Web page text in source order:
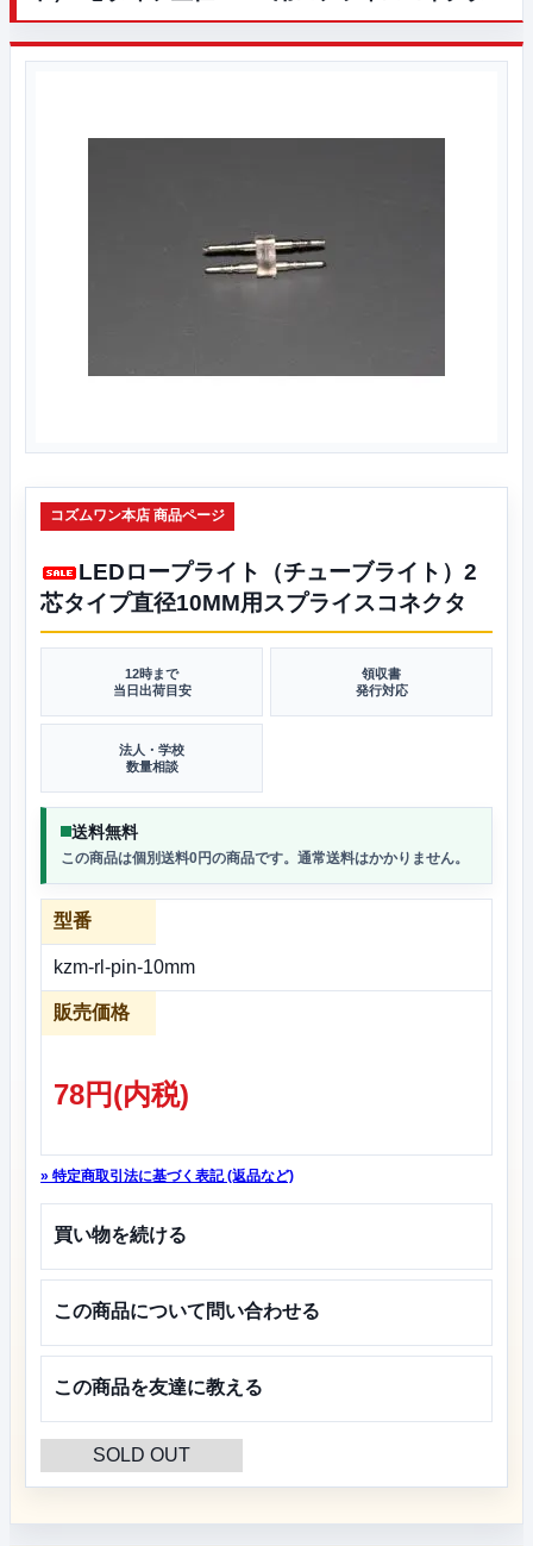
コズムワン本店 商品ページ
LEDロープライト（チューブライト）2
芯タイプ直径10MM用スプライスコネクタ
12時まで
当日出荷目安
領収書
発行対応
法人・学校
数量相談
送料無料
この商品は個別送料0円の商品です。通常送料はかかりません。
型番
kzm-rl-pin-10mm
販売価格
78円(内税)
» 特定商取引法に基づく表記 (返品など)
買い物を続ける
この商品について問い合わせる
この商品を友達に教える
SOLD OUT